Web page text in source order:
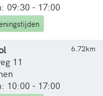
09:30 - 17:00
6.72km
11
10:00 - 17:00